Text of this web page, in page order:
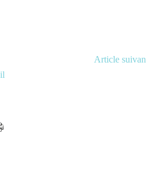
Article